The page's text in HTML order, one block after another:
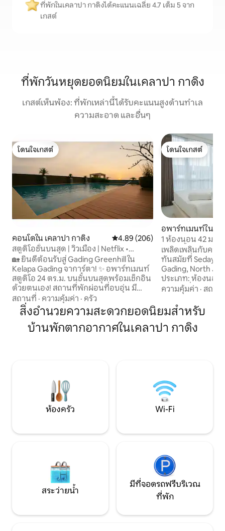
ที่พักในเคลาปา กาดิงได้คะแนนเฉลี่ย 4.7 เต็ม 5 จาก
เกสต์
ที่พักวันหยุดยอดนิยมในเคลาปา กาดิง
เกสต์เห็นพ้อง: ที่พักเหล่านี้ได้รับคะแนนสูงด้านทำเล
ความสะอาด และอื่นๆ
โดนใจเกสต์
โดนใจเกสต์
คอนโดใน เคลาปา กาดิง คะแนนเฉลี่ย 4.89 จาก 5, 206 รีวิว
4.89 (206)
สตูดิโอชั้นบนสุด | วิวเมือง | Netflix •
100Mbps
🏡 ยินดีต้อนรับสู่ Gading Greenhill ใน
Kelapa Gading จาการ์ตา! ✨ อพาร์ทเมนท์
สตูดิโอ 24 ตร.ม. บนชั้นบนสุดพร้อมเช็กอิน
ด้วยตนเอง! สถานที่พักผ่อนที่อบอุ่น มี
ความเป็นส่วนตัวและระบบรักษาความ
ปลอดภัย เหมาะสำหรับการสำรวจเมืองหรือ
พักผ่อนอย่างสงบ เพลิดเพลินกับการเข้าพัก
ที่ไม่ยุ่งยากและสัมผัสกรุงจาการ์ตาเหมือน
รักษาความปลอดภัยตลอด 24 ชั่วโมงทุกวัน
🚗 ที่จอดรถ 🧺 บริการซักรีด 🛍️ มินิมาร์ท 🏊
สระว่ายน้ำ 🏀 สนามบาสเกตบอล
สถานที่ · ความคุ้มค่า · ครัว
โดนใจเกสต์
โดนใจเกสต์
อพาร์ทเมนท์ใน เค
1 ห้องนอน 42 ม.
สบาย ชั้น 2 @เซด
เพลิดเพลินกับคว
ทันสมัยที่ Sedayu
Gading, North Jakarta รายละเอี
ประเภท: ห้องนอน 1 • ขนาด: 42 ตาร
เมตร • เงื่อนไข: เฟอร์นิเจอร์ครบครัน • ชั้น:
อพาร์ทเมนท์: • ระบบรักษาความปลอดภัย
24 ชั่วโมง • สระว่ายน้ำ • ห้องออกกำลังกาย
• พื้นที่บาร์บีคิว • สนามเด็กเล่น • ร้านกาแฟ
ความคุ้มค่า · สถาน
สิ่งอำนวยความสะดวกยอดนิยมสำหรับ
บ้านพักตากอากาศในเคลาปา กาดิง
ห้องครัว Wi-Fi
สระว่ายน้ำ
มีที่จอดรถฟรีบริเวณ
ที่พัก